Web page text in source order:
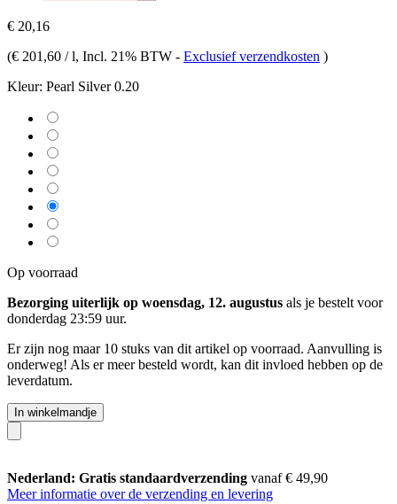
€ 20,16
(€ 201,60 / l, Incl. 21% BTW - Exclusief verzendkosten )
Kleur: Pearl Silver 0.20
Op voorraad
Bezorging uiterlijk op woensdag, 12. augustus als je bestelt voor
donderdag 23:59 uur.
Er zijn nog maar 10 stuks van dit artikel op voorraad. Aanvulling is
onderweg! Als er meer besteld wordt, kan dit invloed hebben op de
leverdatum.
In winkelmandje
Nederland: Gratis standaardverzending vanaf € 49,90
Meer informatie over de verzending en levering